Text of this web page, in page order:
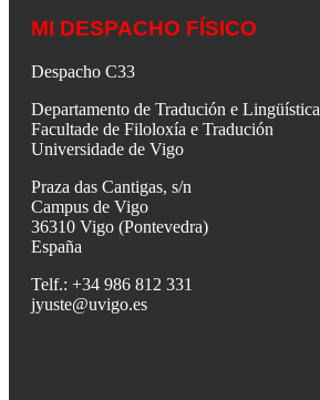
MI DESPACHO FÍSICO
Despacho C33
Departamento de Tradución e Lingüística
Facultade de Filoloxía e Tradución
Universidade de Vigo
Praza das Cantigas, s/n
Campus de Vigo
36310 Vigo (Pontevedra)
España
Telf.: +34 986 812 331
jyuste@uvigo.es